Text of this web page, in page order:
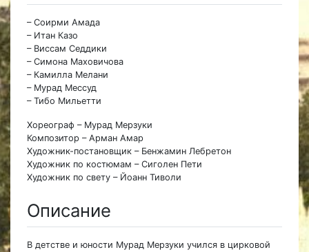
– Соирми Амада
– Итан Казо
– Виссам Седдики
– Симона Маховичова
– Камилла Мелани
– Мурад Мессуд
– Тибо Мильетти
Хореограф – Мурад Мерзуки
Композитор – Арман Амар
Художник-постановщик – Бенжамин Лебретон
Художник по костюмам – Сиголен Пети
Художник по свету – Йоанн Тиволи
Описание
В детстве и юности Мурад Мерзуки учился в цирковой